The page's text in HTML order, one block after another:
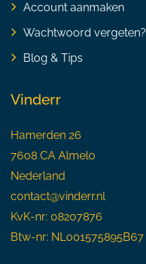
Account aanmaken
Wachtwoord vergeten?
Blog & Tips
Vinderr
Hamerden 26
7608 CA Almelo
Nederland
contact@vinderr.nl
KvK-nr: 08207876
Btw-nr: NL001575895B67